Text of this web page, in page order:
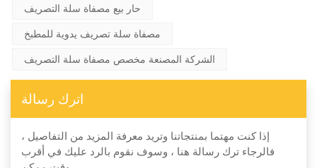
حار بيع مصفاة سلة التصريف
مصفاة سلة تصريف يدوية للمطبخ
الشركة المصنعة مخصص مصفاة سلة التصريف
اترك رسالة
إذا كنت مهتما بمنتجاتنا وتريد معرفة المزيد من التفاصيل ،
فالرجاء ترك رسالة هنا ، وسوف نقوم بالرد عليك في أقرب